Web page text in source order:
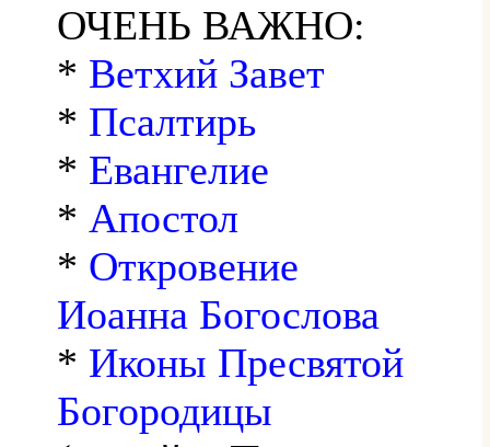
ОЧЕНЬ ВАЖНО:
* Ветхий Завет
* Псалтирь
* Евангелие
* Апостол
* Откровение
Иоанна Богослова
* Иконы Пресвятой
Богородицы